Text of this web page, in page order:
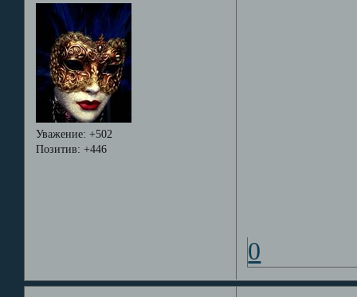
Уважение: +502
Позитив: +446
0